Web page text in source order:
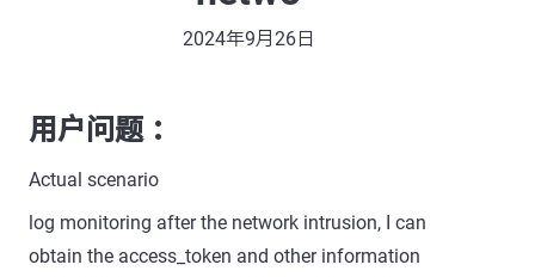
2024年9月26日
用户问题 ：
Actual scenario
log monitoring after the network intrusion, I can
obtain the access_token and other information